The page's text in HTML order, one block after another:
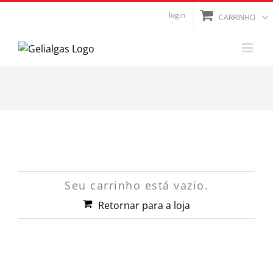
conteúdo
login CARRINHO
Seu carrinho está vazio.
Retornar para a loja